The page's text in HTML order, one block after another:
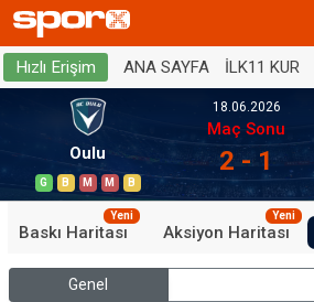
Hızlı Erişim ANA SAYFA İLK11 KUR
Oulu
G B M M B
18.06.2026
Maç Sonu
2 - 1
Baskı Haritası
Yeni
Aksiyon Haritası
Yeni
Genel